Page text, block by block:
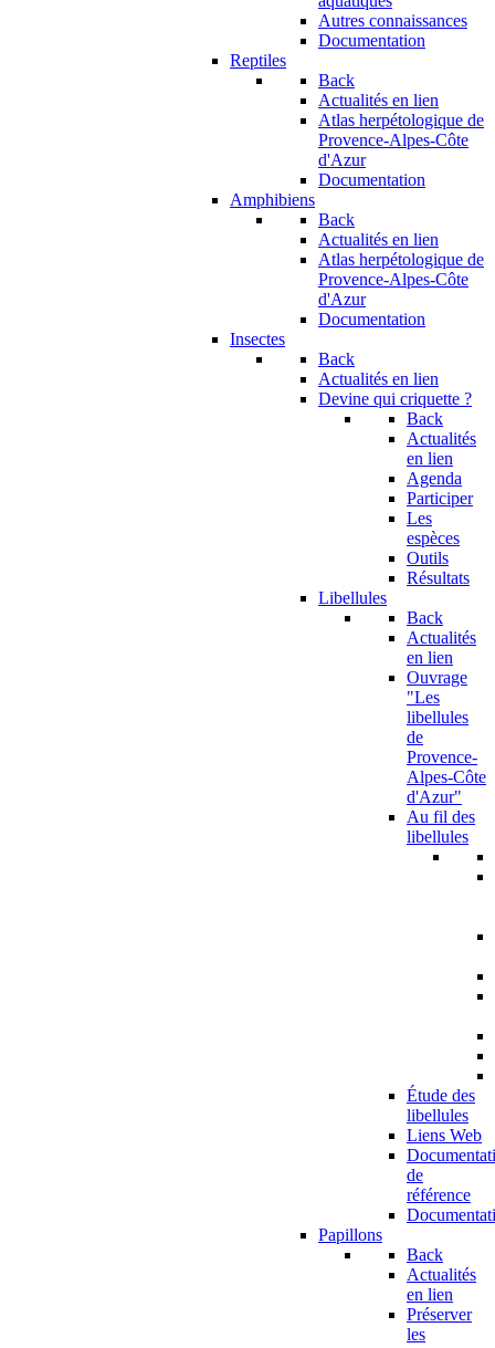
Autres connaissances
Documentation
Reptiles
Back
Actualités en lien
Atlas herpétologique de
Provence-Alpes-Côte
d'Azur
Documentation
Amphibiens
Back
Actualités en lien
Atlas herpétologique de
Provence-Alpes-Côte
d'Azur
Documentation
Insectes
Back
Actualités en lien
Devine qui criquette ?
Back
Actualités
en lien
Agenda
Participer
Les
espèces
Outils
Résultats
Libellules
Back
Actualités
en lien
Ouvrage
"Les
libellules
de
Provence-
Alpes-Côte
d'Azur"
Au fil des
libellules
Étude des
libellules
Liens Web
de
référence
Papillons
Back
Actualités
en lien
Préserver
les